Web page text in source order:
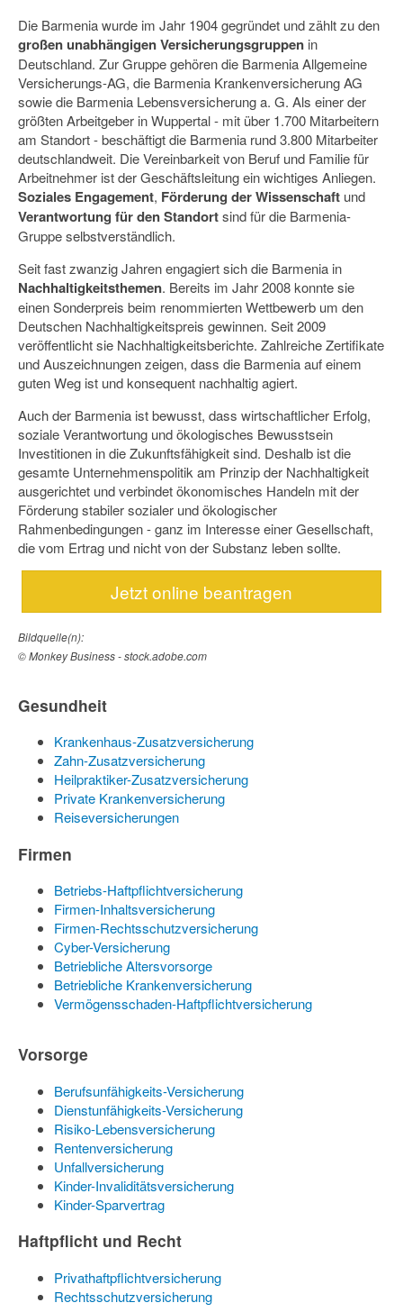
Die Barmenia wurde im Jahr 1904 gegründet und zählt zu den
großen unabhängigen Versicherungsgruppen in
Deutschland. Zur Gruppe gehören die Barmenia Allgemeine
Versicherungs-AG, die Barmenia Krankenversicherung AG
sowie die Barmenia Lebensversicherung a. G. Als einer der
größten Arbeitgeber in Wuppertal - mit über 1.700 Mitarbeitern
am Standort - beschäftigt die Barmenia rund 3.800 Mitarbeiter
deutschlandweit. Die Vereinbarkeit von Beruf und Familie für
Arbeitnehmer ist der Geschäftsleitung ein wichtiges Anliegen.
Soziales Engagement, Förderung der Wissenschaft und
Verantwortung für den Standortsind für die Barmenia-
Gruppe selbstverständlich.
Seit fast zwanzig Jahren engagiert sich die Barmenia in
Nachhaltigkeitsthemen. Bereits im Jahr 2008 konnte sie
einen Sonderpreis beim renommierten Wettbewerb um den
Deutschen Nachhaltigkeitspreis gewinnen. Seit 2009
veröffentlicht sie Nachhaltigkeitsberichte. Zahlreiche Zertifikate
und Auszeichnungen zeigen, dass die Barmenia auf einem
guten Weg ist und konsequent nachhaltig agiert.
Auch der Barmenia ist bewusst, dass wirtschaftlicher Erfolg,
soziale Verantwortung und ökologisches Bewusstsein
Investitionen in die Zukunftsfähigkeit sind. Deshalb ist die
gesamte Unternehmenspolitik am Prinzip der Nachhaltigkeit
ausgerichtet und verbindet ökonomisches Handeln mit der
Förderung stabiler sozialer und ökologischer
Rahmenbedingungen - ganz im Interesse einer Gesellschaft,
die vom Ertrag und nicht von der Substanz leben sollte.
Jetzt online beantragen
Bildquelle(n):
© Monkey Business - stock.adobe.com
Gesundheit
Krankenhaus-Zusatzversicherung
Zahn-Zusatzversicherung
Heilpraktiker-Zusatzversicherung
Private Krankenversicherung
Reiseversicherungen
Firmen
Betriebs-Haftpflichtversicherung
Firmen-Inhaltsversicherung
Firmen-Rechtsschutzversicherung
Cyber-Versicherung
Betriebliche Altersvorsorge
Betriebliche Krankenversicherung
Vermögensschaden-Haftpflichtversicherung
Vorsorge
Berufsunfähigkeits-Versicherung
Dienstunfähigkeits-Versicherung
Risiko-Lebensversicherung
Rentenversicherung
Unfallversicherung
Kinder-Invaliditätsversicherung
Kinder-Sparvertrag
Haftpflicht und Recht
Privathaftpflichtversicherung
Rechtsschutzversicherung